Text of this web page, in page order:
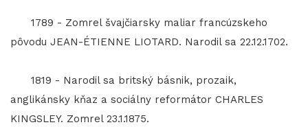
1789 - Zomrel švajčiarsky maliar francúzskeho
pôvodu JEAN-ÉTIENNE LIOTARD. Narodil sa 22.12.1702.
1819 - Narodil sa britský básnik, prozaik,
anglikánsky kňaz a sociálny reformátor CHARLES
KINGSLEY. Zomrel 23.1.1875.